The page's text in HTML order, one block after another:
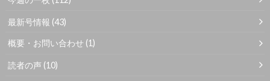
最新号情報 (43)
概要・お問い合わせ (1)
読者の声 (10)